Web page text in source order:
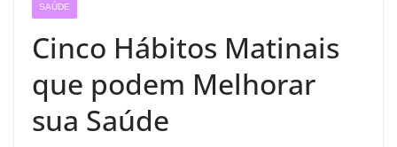
SAÚDE
Cinco Hábitos Matinais
que podem Melhorar
sua Saúde